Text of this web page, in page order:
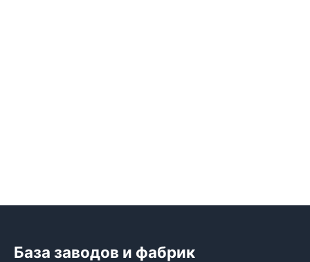
База заводов и фабрик